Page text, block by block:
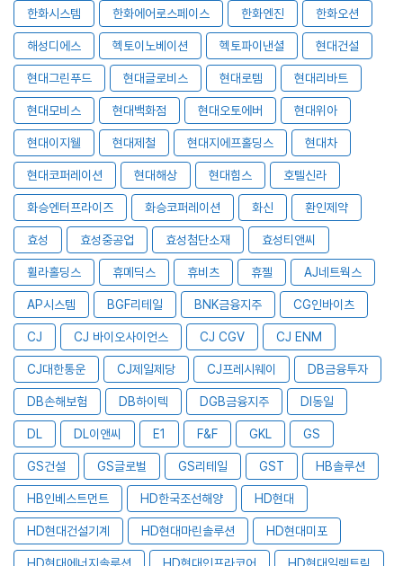
한화시스템 한화에어로스페이스 한화엔진 한화오션
해성디에스 헥토이노베이션 헥토파이낸셜 현대건설
현대그린푸드 현대글로비스 현대로템 현대리바트
현대모비스 현대백화점 현대오토에버 현대위아
현대이지웰 현대제철 현대지에프홀딩스 현대차
현대코퍼레이션 현대해상 현대힘스 호텔신라
화승엔터프라이즈 화승코퍼레이션 화신 환인제약
효성 효성중공업 효성첨단소재 효성티앤씨
휠라홀딩스 휴메딕스 휴비츠 휴젤 AJ네트웍스
AP시스템 BGF리테일 BNK금융지주 CG인바이츠
CJ CJ 바이오사이언스 CJ CGV CJ ENM
CJ대한통운 CJ제일제당 CJ프레시웨이 DB금융투자
DB손해보험 DB하이텍 DGB금융지주 DI동일
DL DL이앤씨 E1 F&F GKL GS
GS건설 GS글로벌 GS리테일 GST HB솔루션
HB인베스트먼트 HD한국조선해양 HD현대
HD현대건설기계 HD현대마린솔루션 HD현대미포
HD현대에너지솔루션 HD현대인프라코어 HD현대일렉트릭